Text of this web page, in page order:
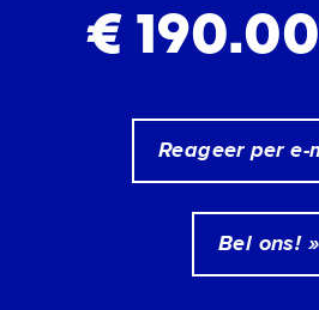
€
Reageer per e-
Bel ons! »